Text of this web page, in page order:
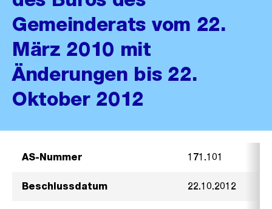
Gemeinderats vom 22.
März 2010 mit
Änderungen bis 22.
Oktober 2012
AS-Nummer 171.101
Beschlussdatum 22.10.2012